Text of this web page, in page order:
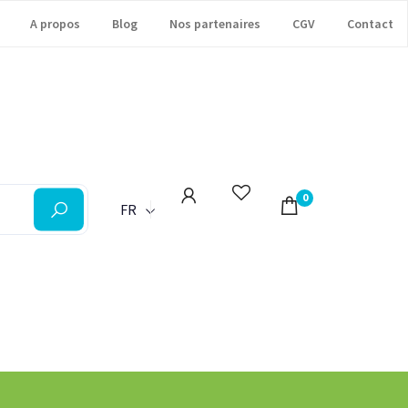
A propos Blog Nos partenaires CGV Contact
FR
0